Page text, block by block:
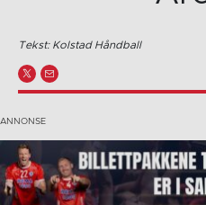
Tekst: Kolstad Håndball